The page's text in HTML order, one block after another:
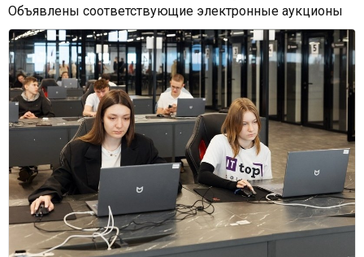
Объявлены соответствующие электронные аукционы